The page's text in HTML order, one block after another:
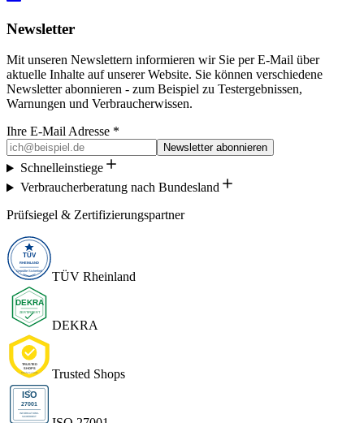
Newsletter
Mit unseren Newslettern informieren wir Sie per E-Mail über
aktuelle Inhalte auf unserer Website. Sie können verschiedene
Newsletter abonnieren - zum Beispiel zu Testergebnissen,
Warnungen und Verbraucherwissen.
Ihre E-Mail Adresse *
Newsletter abonnieren
Schnelleinstiege
Verbraucherberatung nach Bundesland
Prüfsiegel & Zertifizierungspartner
TÜV Rheinland
DEKRA
Trusted Shops